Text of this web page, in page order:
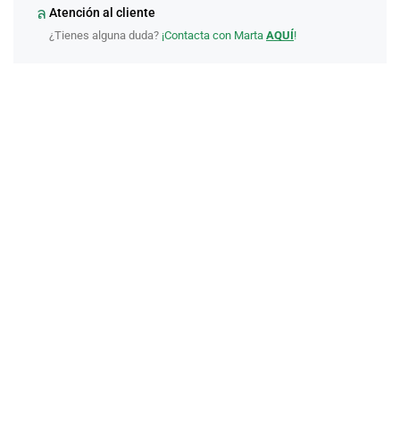
Atención al cliente
¿Tienes alguna duda? ¡Contacta con Marta AQUÍ!